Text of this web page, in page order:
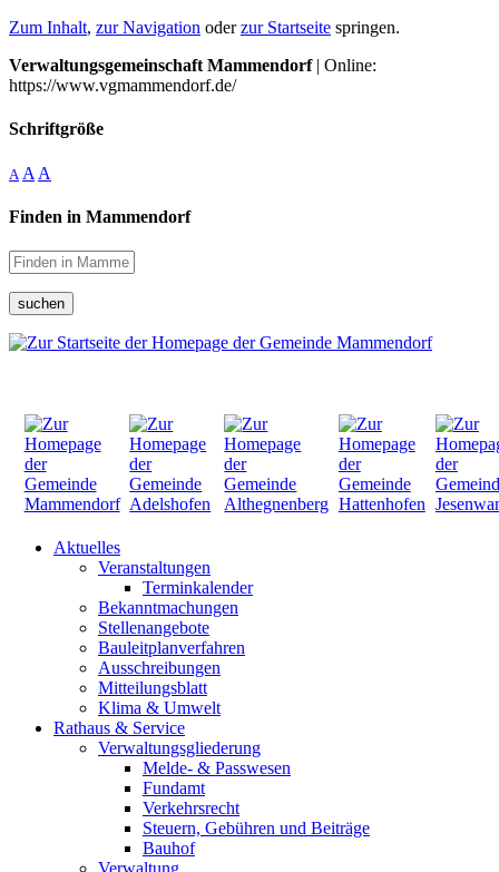
Zum Inhalt, zur Navigation oderzur Startseite springen.
Verwaltungsgemeinschaft Mammendorf| Online:
https://www.vgmammendorf.de/
Schriftgröße
A A A
Finden in Mammendorf
suchen
Aktuelles
Veranstaltungen
Terminkalender
Bekanntmachungen
Stellenangebote
Bauleitplanverfahren
Ausschreibungen
Mitteilungsblatt
Klima & Umwelt
Rathaus & Service
Verwaltungsgliederung
Melde- & Passwesen
Fundamt
Verkehrsrecht
Steuern, Gebühren und Beiträge
Bauhof
Verwaltung